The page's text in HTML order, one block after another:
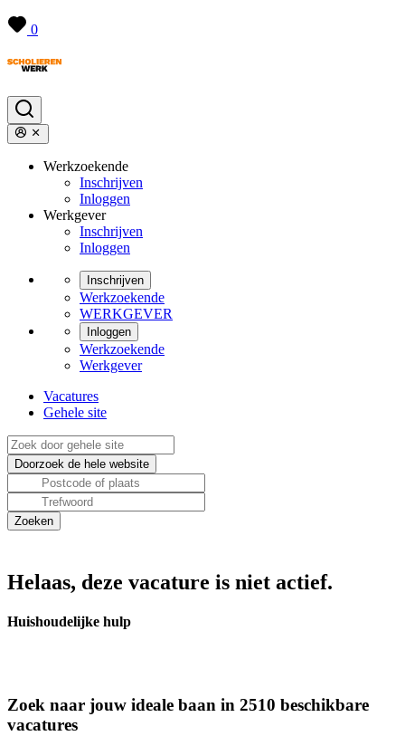
0
Werkzoekende
Inschrijven
Inloggen
Werkgever
Inschrijven
Inloggen
Inschrijven
Werkzoekende
WERKGEVER
Inloggen
Werkzoekende
Werkgever
Vacatures
Gehele site
Helaas, deze vacature is niet actief.
Huishoudelijke hulp
Zoek naar jouw ideale baan in 2510 beschikbare
vacatures